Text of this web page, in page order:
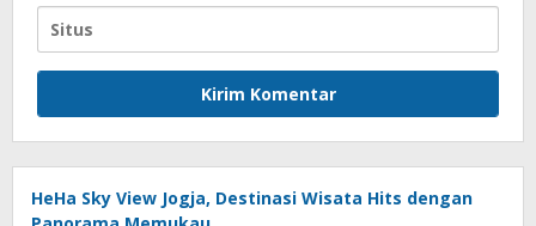
HeHa Sky View Jogja, Destinasi Wisata Hits dengan